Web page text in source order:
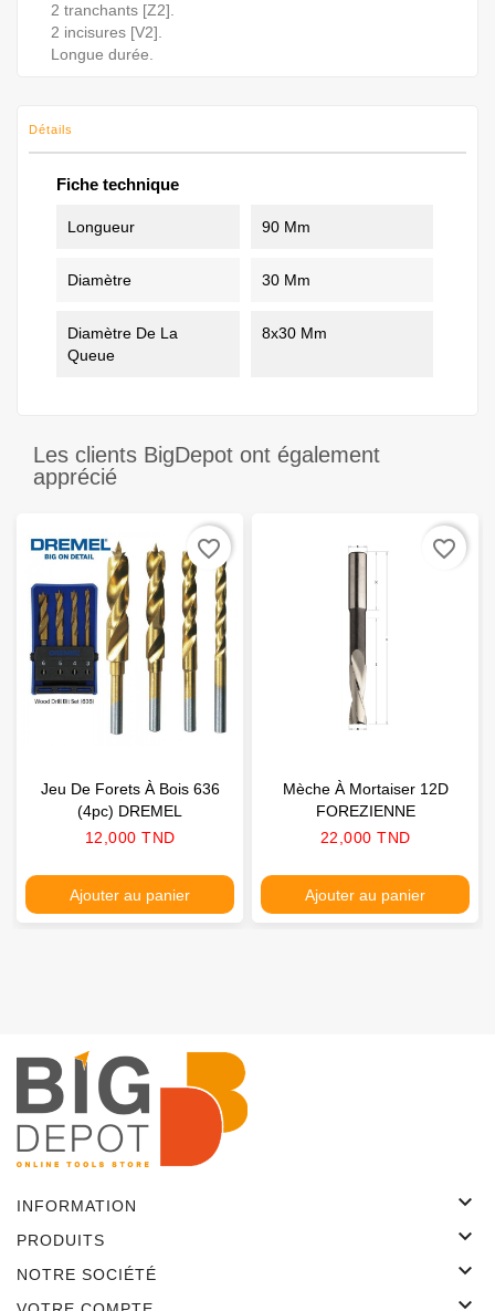
2 tranchants [Z2].
2 incisures [V2].
Longue durée.
Détails
Fiche technique
Longueur 90 Mm
Diamètre 30 Mm
Diamètre De La
Queue
8x30 Mm
Les clients BigDepot ont également
apprécié
Jeu De Forets À Bois 636
(4pc) DREMEL
Prix
12,000 TND
Ajouter au panier
favorite_border
Mèche À Mortaiser 12D
FOREZIENNE
Prix
22,000 TND
Ajouter au panier
favorite_border
INFORMATION 
PRODUITS 
NOTRE SOCIÉTÉ 
